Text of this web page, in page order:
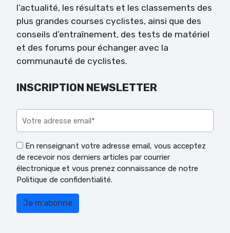
l’actualité, les résultats et les classements des
plus grandes courses cyclistes, ainsi que des
conseils d’entraînement, des tests de matériel
et des forums pour échanger avec la
communauté de cyclistes.
INSCRIPTION NEWSLETTER
En renseignant votre adresse email, vous acceptez
de recevoir nos derniers articles par courrier
électronique et vous prenez connaissance de notre
Politique de confidentialité.